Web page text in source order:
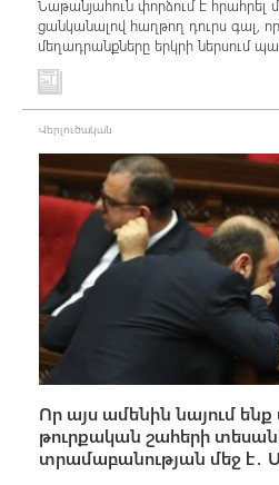
Նաթանյահուն փորձում է հրահրել
ցանկանալով հաղթող դուրս գալ,
մեղադրանքները երկրի ներսում
Վերլուծական
Որ այս ամենին նայում
թուրքական շահերի
տրամաբանության մեջ է․